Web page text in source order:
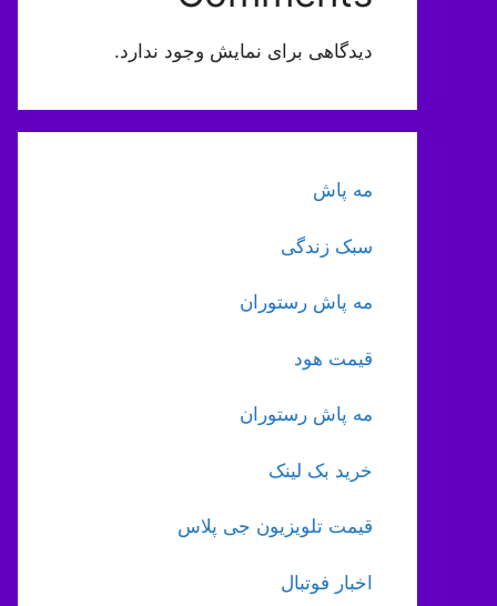
دیدگاهی برای نمایش وجود ندارد.
مه پاش
سبک زندگی
مه پاش رستوران
قیمت هود
مه پاش رستوران
خرید بک لینک
قیمت تلویزیون جی پلاس
اخبار فوتبال